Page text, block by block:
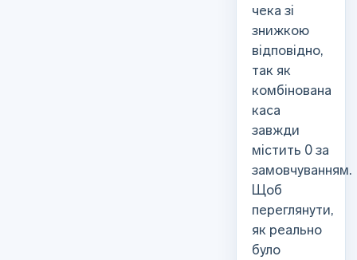
чека зі
знижкою
відповідно,
так як
комбінована
каса
завжди
містить 0 за
замовчуванням.
Щоб
переглянути,
як реально
було